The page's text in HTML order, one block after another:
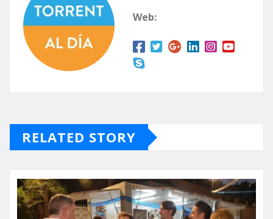
Web:
RELATED STORY